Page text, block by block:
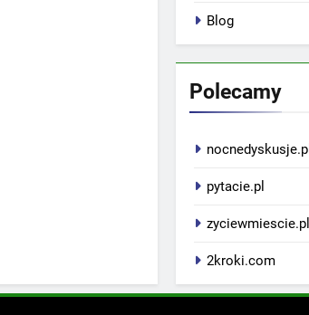
Blog
Polecamy
nocnedyskusje.pl
pytacie.pl
zyciewmiescie.pl
2kroki.com